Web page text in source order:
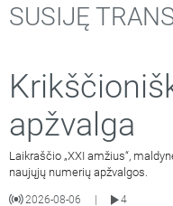
SUSIJĘ
apžvalga
Laikraščio „XXI amžius“,
naujųjų numerių apžvalgos.
2026-08-06
4